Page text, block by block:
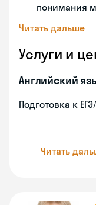
понимания
Читать дальше
Услуги и
Английский
Подготовка к
Читать